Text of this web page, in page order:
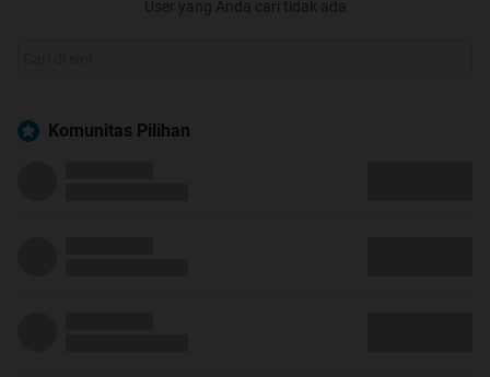
User yang Anda cari tidak ada
Komunitas Pilihan